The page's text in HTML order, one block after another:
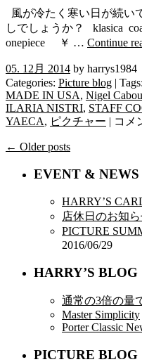
風が冷たく寒い日が続い
しでしょうか？ klasica
onepiece ￥ … Continue
05. 12月 2014 by harrys1984
Categories: Picture blog | Tags:
MADE IN USA, Nigel
ILARIA NISTRI, STAFF
YAECA, ピクチャー | コメ
← Older posts
EVENT & NEWS
HARRY’S
店休日のお知
PICTURE
2016/06/29
HARRY’S BLOG
通常の3倍の量
Master Simplicity
Porter Classic
PICTURE BLOG